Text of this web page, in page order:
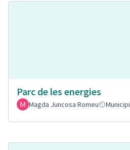
Parc de les energies
Magda Juncosa Romeu
Municipi